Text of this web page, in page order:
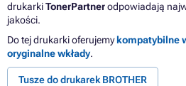
drukarkiTonerPartnerodpowiadają
jakości.
Do tej drukarki oferujemykompatybilne
oryginalne wkłady.
Tusze do drukarek BROTHER